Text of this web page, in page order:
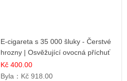
E-cigareta s 35 000 šluky - Čerstvé
hrozny | Osvěžující ovocná příchuť
Kč 400.00
Byla： Kč 918.00